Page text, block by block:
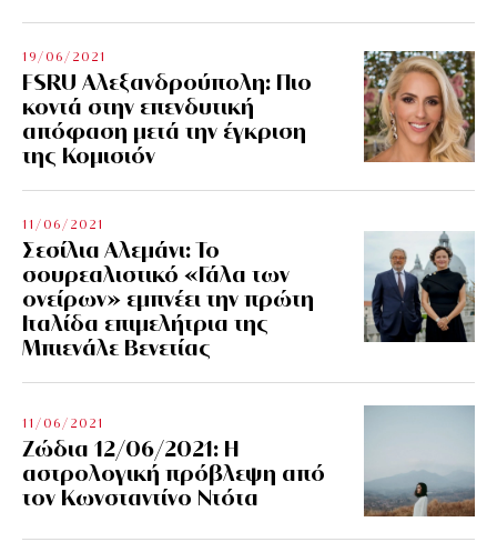
19/06/2021
FSRU Αλεξανδρούπολη: Πιο
κοντά στην επενδυτική
απόφαση μετά την έγκριση
της Κομισιόν
11/06/2021
Σεσίλια Αλεμάνι: Το
σουρεαλιστικό «Γάλα των
ονείρων» εμπνέει την πρώτη
Ιταλίδα επιμελήτρια της
Μπιενάλε Βενετίας
11/06/2021
Ζώδια 12/06/2021: Η
αστρολογική πρόβλεψη από
τον Κωνσταντίνο Ντότα